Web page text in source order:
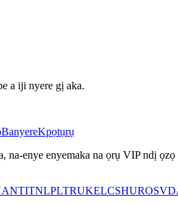
a iji nyere gị aka.
BanyereKpọtụrụ
na-enye enyemaka na ọrụ VIP ndị
ITNLPLTRUKELCSHUROSV